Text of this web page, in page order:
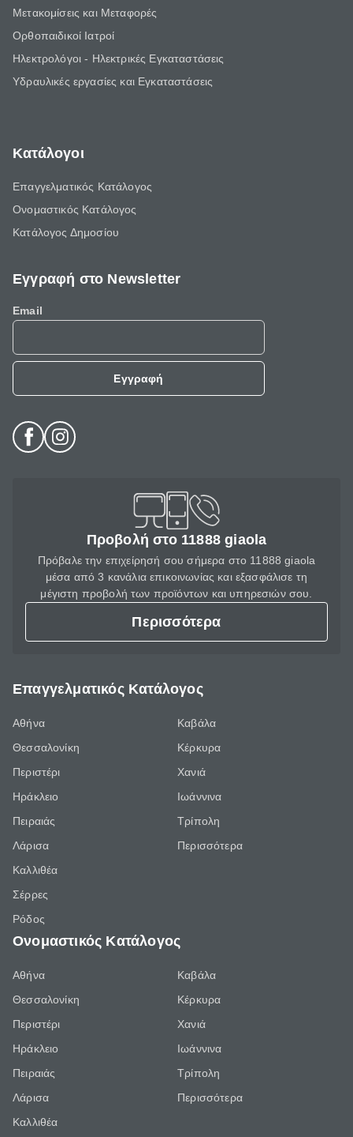
Μετακομίσεις και Μεταφορές
Ορθοπαιδικοί Ιατροί
Ηλεκτρολόγοι - Ηλεκτρικές Εγκαταστάσεις
Υδραυλικές εργασίες και Εγκαταστάσεις
Κατάλογοι
Επαγγελματικός Κατάλογος
Ονομαστικός Κατάλογος
Κατάλογος Δημοσίου
Εγγραφή στο Newsletter
Email
Εγγραφή
Προβολή στο 11888 giaola
Πρόβαλε την επιχείρησή σου σήμερα στο 11888 giaola
μέσα από 3 κανάλια επικοινωνίας και εξασφάλισε τη
μέγιστη προβολή των προϊόντων και υπηρεσιών σου.
Περισσότερα
Επαγγελματικός Κατάλογος
Αθήνα
Θεσσαλονίκη
Περιστέρι
Ηράκλειο
Πειραιάς
Λάρισα
Καλλιθέα
Σέρρες
Ρόδος
Καβάλα
Κέρκυρα
Χανιά
Ιωάννινα
Τρίπολη
Περισσότερα
Ονομαστικός Κατάλογος
Αθήνα
Θεσσαλονίκη
Περιστέρι
Ηράκλειο
Πειραιάς
Λάρισα
Καλλιθέα
Καβάλα
Κέρκυρα
Χανιά
Ιωάννινα
Τρίπολη
Περισσότερα